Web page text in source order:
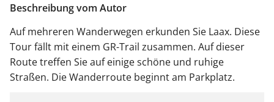
Beschreibung vom Autor
Auf mehreren Wanderwegen erkunden Sie Laax. Diese
Tour fällt mit einem GR-Trail zusammen. Auf dieser
Route treffen Sie auf einige schöne und ruhige
Straßen. Die Wanderroute beginnt am Parkplatz.